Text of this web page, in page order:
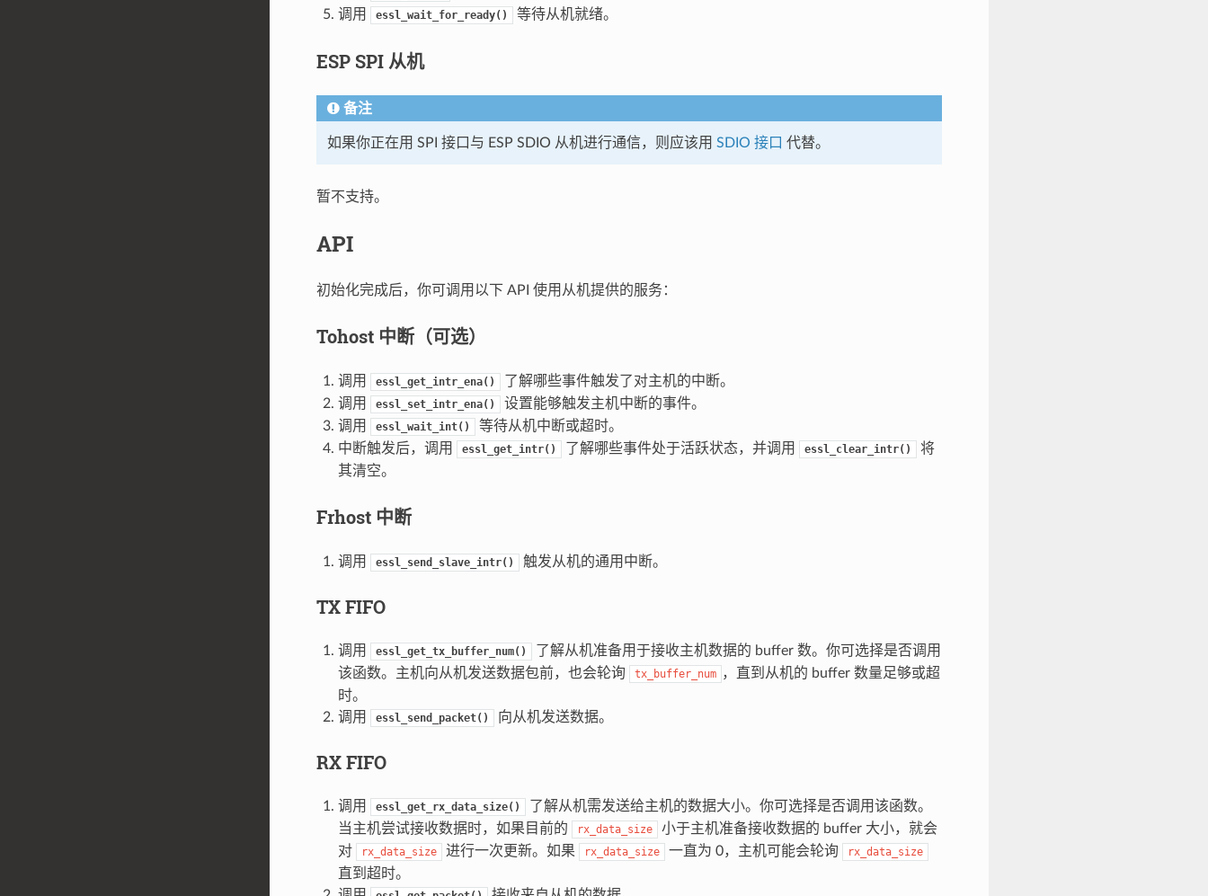
调用
essl_wait_for_ready() 等待从机就绪。
ESP SPI 从机
备注
如果你正在用 SPI 接口与 ESP SDIO 从机进行通信，则应该用 SDIO 接口 代替。
暂不支持。
API
初始化完成后，你可调用以下 API 使用从机提供的服务：
Tohost 中断（可选）
调用 essl_get_intr_ena()
了解哪些事件触发了对主机的中断。
调用
essl_set_intr_ena()
设置能够触发主机中断的事件。
调用
essl_wait_int()
等待从机中断或超时。
中断触发后，调用
essl_get_intr() 了解哪些事件处于活跃状态，并调用 essl_clear_intr()
将
其清空。
Frhost 中断
调用 essl_send_slave_intr() 触发从机的通用中断。
TX FIFO
调用 essl_get_tx_buffer_num()
了解从机准备用于接收主机数据的 buffer 数。你可选择是否调用
该函数。主机向从机发送数据包前，也会轮询
tx_buffer_num ，直到从机的 buffer 数量足够或超
时。
调用
essl_send_packet() 向从机发送数据。
RX FIFO
调用 essl_get_rx_data_size()
了解从机需发送给主机的数据大小。你可选择是否调用该函数。
当主机尝试接收数据时，如果目前的
rx_data_size
小于主机准备接收数据的 buffer 大小，就会
对
rx_data_size 进行一次更新。如果 rx_data_size 一直为 0，主机可能会轮询 rx_data_size
直到超时。